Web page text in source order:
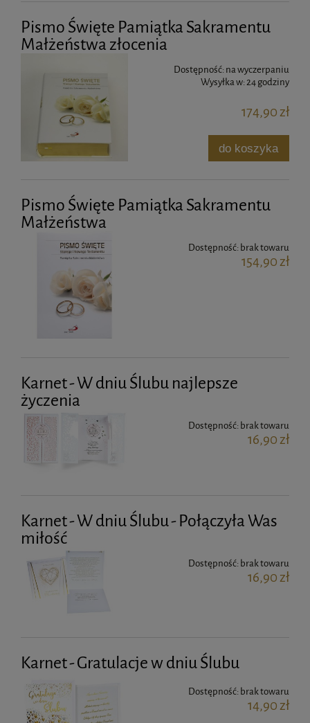
Pismo Święte Pamiątka Sakramentu
Małżeństwa złocenia
Dostępność: na wyczerpaniu
Wysyłka w:24 godziny
174,90 zł
do koszyka
Pismo Święte Pamiątka Sakramentu
Małżeństwa
Dostępność: brak towaru
154,90 zł
Karnet - W dniu Ślubu najlepsze
życzenia
Dostępność: brak towaru
16,90 zł
Karnet - W dniu Ślubu - Połączyła Was
miłość
Dostępność: brak towaru
16,90 zł
Karnet - Gratulacje w dniu Ślubu
Dostępność: brak towaru
14,90 zł